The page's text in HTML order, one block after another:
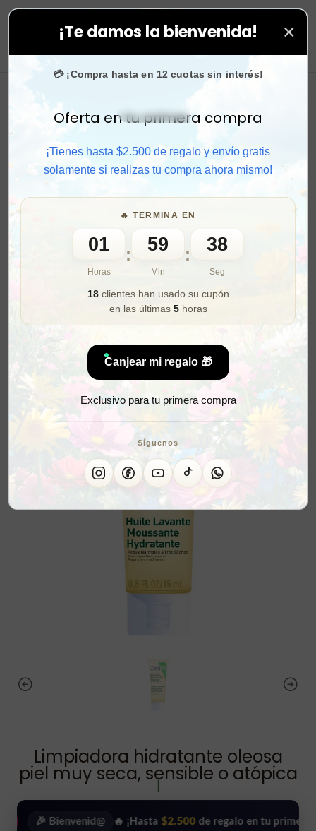
¡Te damos la bienvenida! ×
💳 ¡Compra hasta en 12 cuotas sin interés!
Activar sonido
Oferta en tu primera compra
¡Tienes hasta $2.500 de regalo y envío gratis
solamente si realizas tu compra ahora mismo!
🔥 TERMINA EN
01
Horas
: 59
Min
: 36
Seg
18clientes han usado su cupón
en las últimas 5horas
Canjear mi regalo 🎁
Exclusivo para tu primera compra
Síguenos
tus compras. ⚡ Compra rápido y aprovecha.
Limpiadora hidratante oleosa
piel muy seca, sensible o atópica
Bienvenid@ 🔥 ¡Hasta $2.500 de regalo en tu primera